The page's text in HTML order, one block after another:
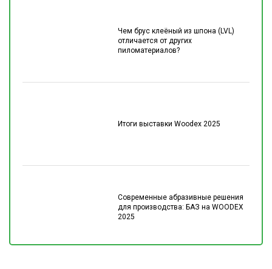
Чем брус клеёный из шпона (LVL)
отличается от других
пиломатериалов?
Итоги выставки Woodex 2025
Современные абразивные решения
для производства: БАЗ на WOODEX
2025